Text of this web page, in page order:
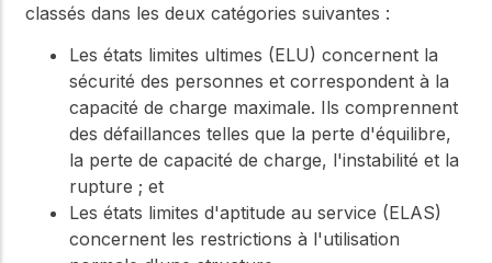
classés dans les deux catégories suivantes :
Les états limites ultimes (ELU) concernent la
sécurité des personnes et correspondent à la
capacité de charge maximale. Ils comprennent
des défaillances telles que la perte d'équilibre,
la perte de capacité de charge, l'instabilité et la
rupture ; et
Les états limites d'aptitude au service (ELAS)
concernent les restrictions à l'utilisation